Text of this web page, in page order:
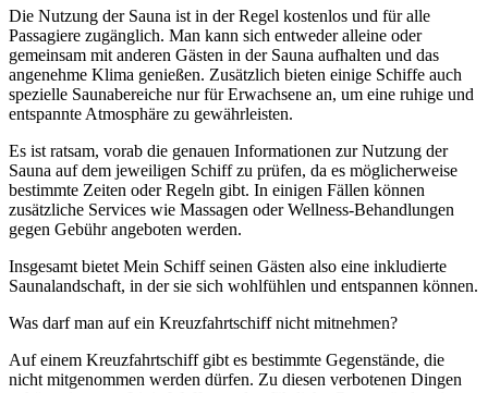
Die Nutzung der Sauna ist in der Regel kostenlos und für alle
Passagiere zugänglich. Man kann sich entweder alleine oder
gemeinsam mit anderen Gästen in der Sauna aufhalten und das
angenehme Klima genießen. Zusätzlich bieten einige Schiffe auch
spezielle Saunabereiche nur für Erwachsene an, um eine ruhige und
entspannte Atmosphäre zu gewährleisten.
Es ist ratsam, vorab die genauen Informationen zur Nutzung der
Sauna auf dem jeweiligen Schiff zu prüfen, da es möglicherweise
bestimmte Zeiten oder Regeln gibt. In einigen Fällen können
zusätzliche Services wie Massagen oder Wellness-Behandlungen
gegen Gebühr angeboten werden.
Insgesamt bietet Mein Schiff seinen Gästen also eine inkludierte
Saunalandschaft, in der sie sich wohlfühlen und entspannen können.
Was darf man auf ein Kreuzfahrtschiff nicht mitnehmen?
Auf einem Kreuzfahrtschiff gibt es bestimmte Gegenstände, die
nicht mitgenommen werden dürfen. Zu diesen verbotenen Dingen